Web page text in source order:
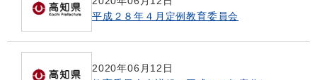
平成２８年４月定例教育委員会
2020年06月12日